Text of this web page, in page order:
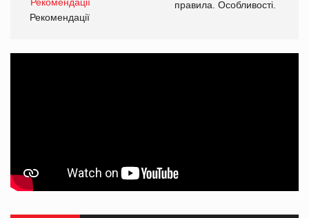
правила. Особливості.
Рекомендації